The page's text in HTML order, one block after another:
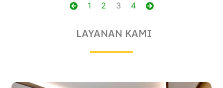
1 2 3 4
LAYANAN KAMI